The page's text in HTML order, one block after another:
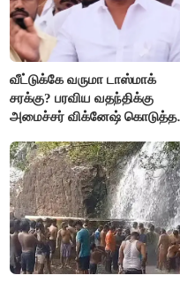
வீட்டுக்கே வருமா டாஸ்மாக்
சரக்கு? பரவிய வதந்திக்கு
அமைச்சர் விக்னேஷ் கொடுத்த